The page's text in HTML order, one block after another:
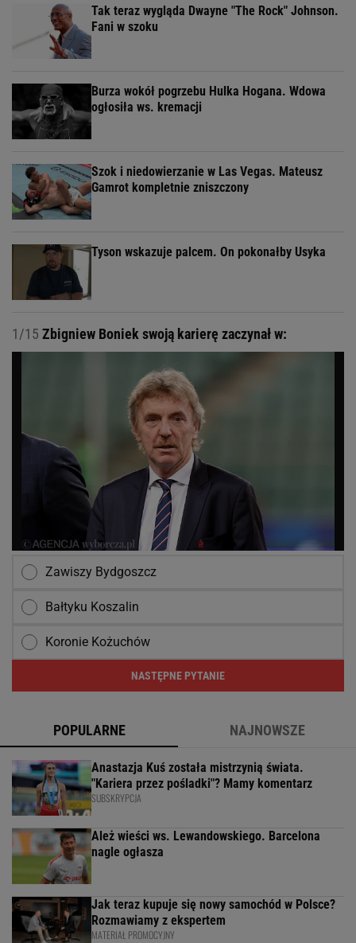
Tak teraz wygląda Dwayne "The Rock" Johnson.
Fani w szoku
Burza wokół pogrzebu Hulka Hogana. Wdowa
ogłosiła ws. kremacji
Szok i niedowierzanie w Las Vegas. Mateusz
Gamrot kompletnie zniszczony
Tyson wskazuje palcem. On pokonałby Usyka
1/15 Zbigniew Boniek swoją karierę zaczynał w:
Zawiszy Bydgoszcz
Bałtyku Koszalin
Koronie Kożuchów
NASTĘPNE PYTANIE
POPULARNE NAJNOWSZE
Anastazja Kuś została mistrzynią świata.
"Kariera przez pośladki"? Mamy komentarz
SUBSKRYPCJA
Ależ wieści ws. Lewandowskiego. Barcelona
nagle ogłasza
Jak teraz kupuje się nowy samochód w Polsce?
Rozmawiamy z ekspertem
MATERIAŁ PROMOCYJNY